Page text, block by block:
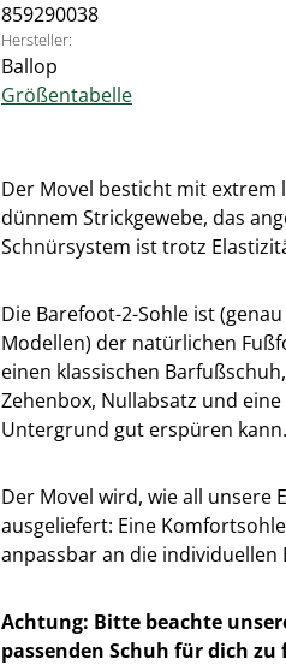
859290038
Hersteller:
Ballop
Größentabelle
Der Movel besticht mit extrem
dünnem Strickgewebe, das
Schnürsystem ist trotz
Die Barefoot-2-Sohle ist
Modellen) der natürlichen
einen klassischen
Zehenbox, Nullabsatz und
Untergrund gut erspüren kann.
Der Movel wird, wie all unsere
ausgeliefert: Eine
anpassbar an die individuellen
Achtung: Bitte beachte
passenden Schuh für dich